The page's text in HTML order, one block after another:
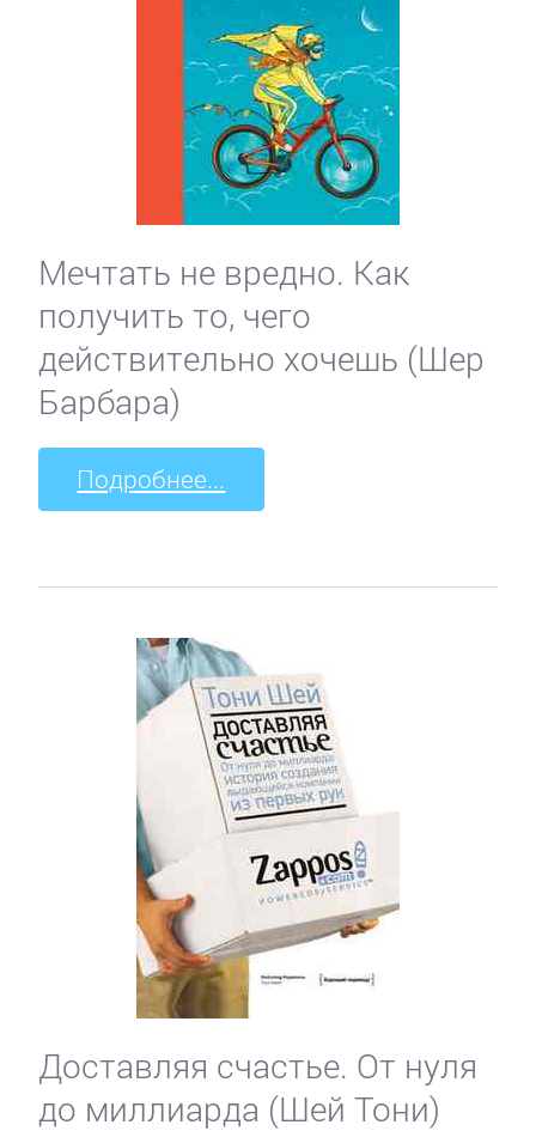
Мечтать не вредно. Как
получить то, чего
действительно хочешь (Шер
Барбара)
Подробнее...
Доставляя счастье. От нуля
до миллиарда (Шей Тони)